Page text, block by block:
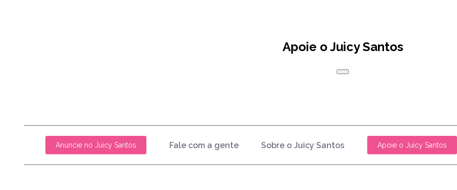
Apoie o Juicy Santos
Anuncie no Juicy Santos Fale com a gente Sobre o Juicy Santos Apoie o Juicy Santos